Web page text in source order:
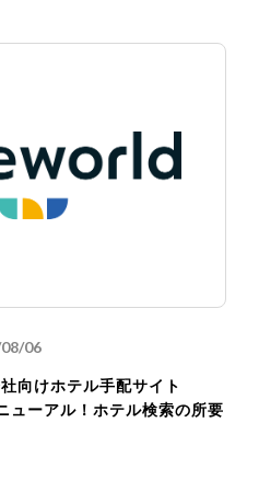
06
向けホテル手配サイト
ューアル！ホテル検索の所要